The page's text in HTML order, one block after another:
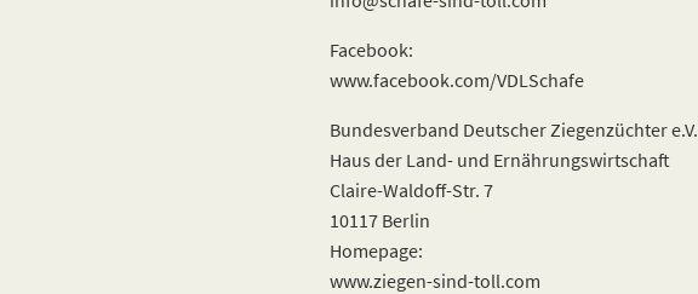
Facebook:
www.facebook.com/VDLSchafe
Bundesverband Deutscher Ziegenzüchter e.V.
Haus der Land- und Ernährungswirtschaft
Claire-Waldoff-Str. 7
10117 Berlin
Homepage:
www.ziegen-sind-toll.com